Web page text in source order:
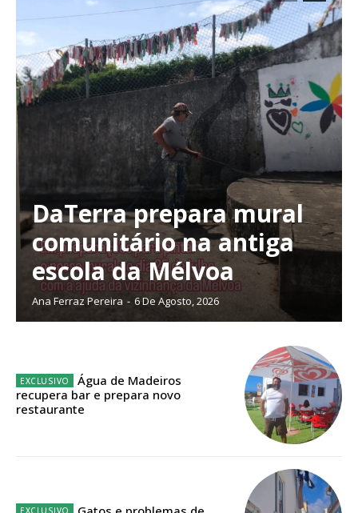
Planos de Assinatura
Faça-se assinante do Região de Cister e ajude-nos a manter este serviço
DaTerra prepara mural
comunitário na antiga
escola da Mélvoa
Ana Ferraz Pereira - 6 De Agosto, 2026
Água de Madeiros
recupera bar e prepara novo
restaurante